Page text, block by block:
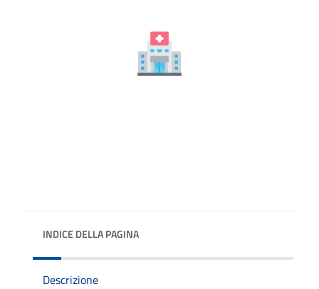
INDICE DELLA PAGINA
Descrizione